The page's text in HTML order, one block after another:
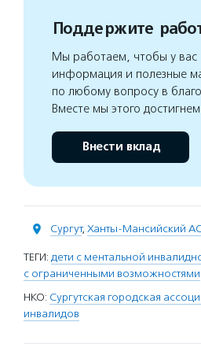
Поддержите
Мы работаем, чтобы у вас
информация и полезные
по любому вопросу в
Вместе мы этого достигнем
Внести вклад
Сургут, Ханты-Мансийский
ТЕГИ: дети с ментальной
с ограниченными возможностями
НКО: Сургутская городская
инвалидов